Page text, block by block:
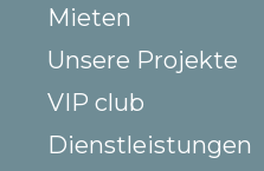
Mieten
Unsere Projekte
VIP club
Dienstleistungen